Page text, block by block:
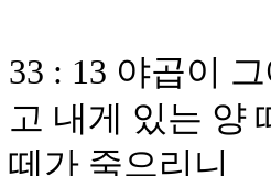
33 : 13 야곱이
고 내게 있는 양
떼가 죽으리니